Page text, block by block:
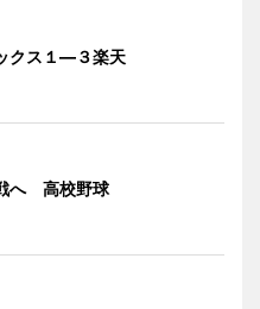
クス１―３楽天
へ 高校野球